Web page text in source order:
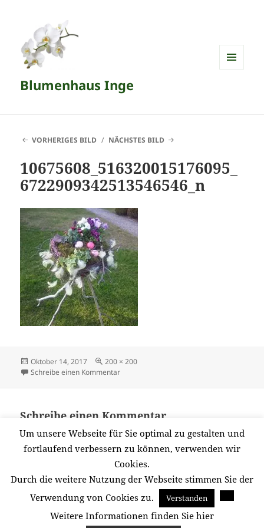
Blumenhaus Inge
VORHERIGES BILD NÄCHSTES BILD
10675608_516320015176095_
6722909342513546546_n
Veröffentlicht
am
Oktober 14, 2017 Originalgröße
200 × 200
Schreibe einen Kommentarzu
Schreibe einen Kommentar
Du musstangemeldetsein, um einen Kommentar
abzugeben.
Beitragsnavigation
VERÖFFENTLICHT IN
Sträuße und Gestecke
Um unsere Webseite für Sie optimal zu gestalten und
fortlaufend verbessern zu können, verwenden wir
Cookies.
Durch die weitere Nutzung der Webseite stimmen Sie der
Verwendung von Cookies zu.
Verstanden
Weitere Informationen finden Sie hier